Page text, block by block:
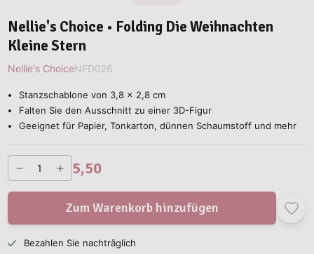
Nellie's Choice • Folding Die Weihnachten
Kleine Stern
Nellie's ChoiceNFD026
Stanzschablone von 3,8 x 2,8 cm
Falten Sie den Ausschnitt zu einer 3D-Figur
Geeignet für Papier, Tonkarton, dünnen Schaumstoff und mehr
5,50
Zum Warenkorb hinzufügen
Bezahlen Sie nachträglich